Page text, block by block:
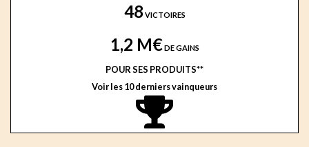
48 VICTOIRES
1,2 M€DE GAINS
POUR SES PRODUITS**
Voir les 10 derniers vainqueurs